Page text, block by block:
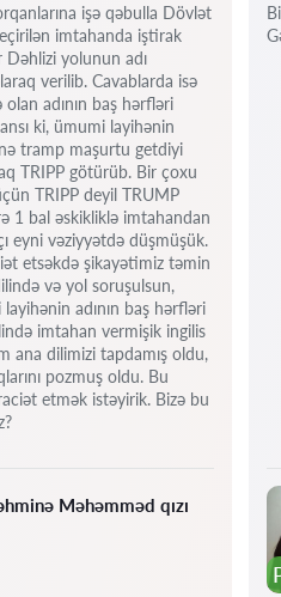
Məhəmməd qızı
işə qəbulla Dövlət
imtahanda iştirak
yolunun adı
verilib. Cavablarda isə
adının baş hərfləri
ki, ümumi layihənin
tramp maşurtu getdiyi
TRIPP götürüb. Bir çoxu
TRIPP deyil TRUMP
1 bal əskikliklə imtahandan
eyni vəziyyətdə düşmüşük.
etsəkdə şikayətimiz təmin
və yol soruşulsun,
adının baş hərfləri
imtahan vermişik ingilis
ana dilimizi tapdamış oldu,
pozmuş oldu. Bu
etmək istəyirik. Bizə bu